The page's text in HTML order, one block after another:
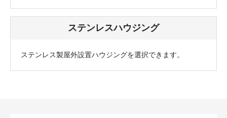
ステンレスハウジング
ステンレス製屋外設置ハウジングを選択できます。